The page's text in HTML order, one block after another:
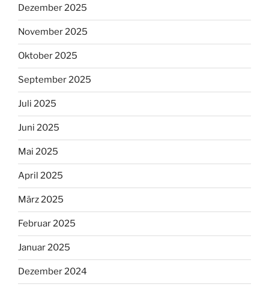
Dezember 2025
November 2025
Oktober 2025
September 2025
Juli 2025
Juni 2025
Mai 2025
April 2025
März 2025
Februar 2025
Januar 2025
Dezember 2024